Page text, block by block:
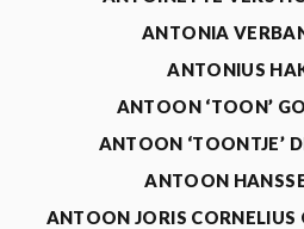
ANTONIA
ANTONIUS
ANTOON ‘TOON’
ANTOON ‘TOONTJE’
ANTOON
ANTOON JORIS CORNELIUS